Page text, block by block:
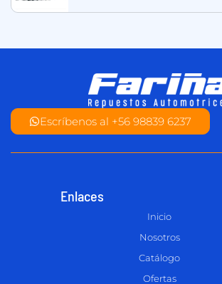
Escríbenos al +56 98839 6237
Enlaces
Inicio
Nosotros
Catálogo
Ofertas